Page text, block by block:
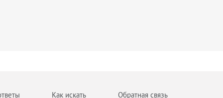
Как искать Обратная связь